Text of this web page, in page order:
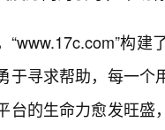
“www.17c.com”构
于寻求帮助，每一
台的生命力愈发旺